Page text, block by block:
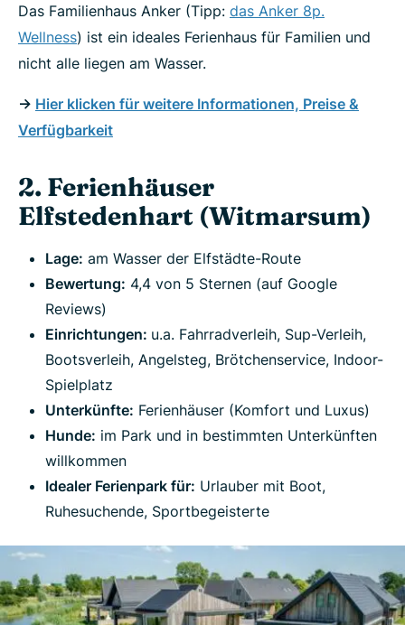
Das Familienhaus Anker (Tipp: das Anker 8p.
Wellness) ist ein ideales Ferienhaus für Familien und
nicht alle liegen am Wasser.
-> Hier klicken für weitere Informationen, Preise &
Verfügbarkeit
2. Ferienhäuser
Elfstedenhart (Witmarsum)
Lage: am Wasser der Elfstädte-Route
Bewertung: 4,4 von 5 Sternen (auf Google
Reviews)
Einrichtungen: u.a. Fahrradverleih, Sup-Verleih,
Bootsverleih, Angelsteg, Brötchenservice, Indoor-
Spielplatz
Unterkünfte: Ferienhäuser (Komfort und Luxus)
Hunde: im Park und in bestimmten Unterkünften
willkommen
Idealer Ferienpark für: Urlauber mit Boot,
Ruhesuchende, Sportbegeisterte